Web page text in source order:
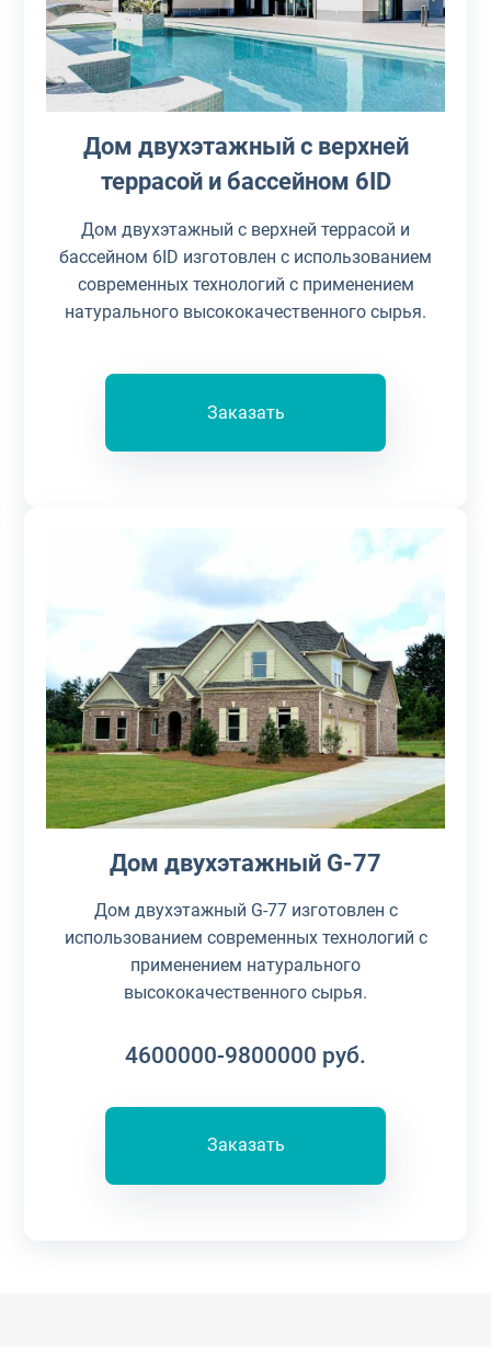
Дом двухэтажный с верхней
террасой и бассейном 6ID
Дом двухэтажный с верхней террасой и
бассейном 6ID изготовлен с использованием
современных технологий с применением
натурального высококачественного сырья.
Заказать
Дом двухэтажный G-77
Дом двухэтажный G-77 изготовлен с
использованием современных технологий с
применением натурального
высококачественного сырья.
4600000-9800000 руб.
Заказать